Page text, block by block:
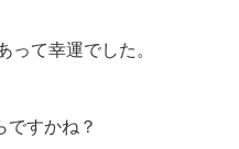
って幸運でした。
ですかね？